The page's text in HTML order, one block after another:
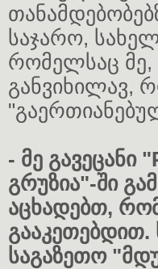
საჯარო,
რომელსაც მე,
განვიხილავ,
- მე გავეცანი
გრუზია"-ში
აცხადებთ,
საგაზეთო